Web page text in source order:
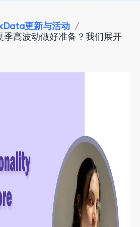
更新与活动 /
高波动做好准备？我们展开